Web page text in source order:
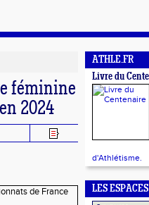
féminine
2024
ATHLE.FR
Livre du
d'Athlétisme.
LES ESPACES